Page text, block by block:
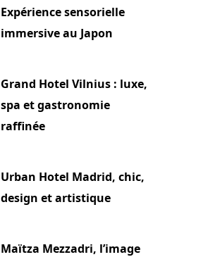
Expérience sensorielle
immersive au Japon
Grand Hotel Vilnius : luxe,
spa et gastronomie
raffinée
Urban Hotel Madrid, chic,
design et artistique
Maïtza Mezzadri, l’image